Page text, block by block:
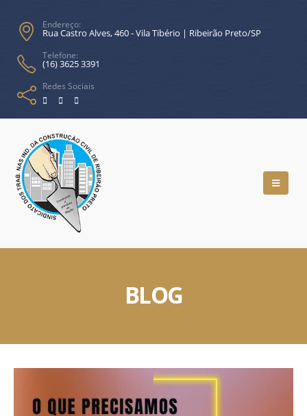
Endereço:
Rua Castro Alves, 460 - Vila Tibério | Ribeirão Preto/SP
Telefone:
(16) 3625 3391
Redes Sociais
BLOG